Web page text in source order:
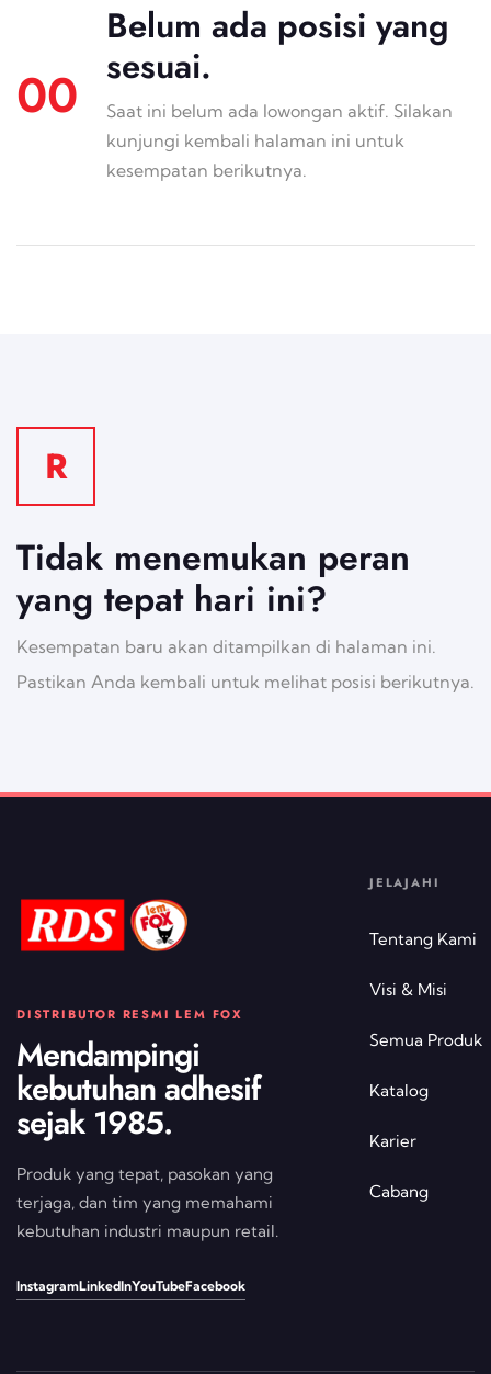
00
Belum ada posisi yang
sesuai.
Saat ini belum ada lowongan aktif. Silakan
kunjungi kembali halaman ini untuk
kesempatan berikutnya.
R
Tidak menemukan peran
yang tepat hari ini?
Kesempatan baru akan ditampilkan di halaman ini.
Pastikan Anda kembali untuk melihat posisi berikutnya.
DISTRIBUTOR RESMI LEM FOX
Mendampingi
kebutuhan adhesif
sejak 1985.
Produk yang tepat, pasokan yang
terjaga, dan tim yang memahami
kebutuhan industri maupun retail.
InstagramLinkedInYouTubeFacebook
JELAJAHI
Tentang Kami
Visi & Misi
Semua Produk
Katalog
Karier
Cabang